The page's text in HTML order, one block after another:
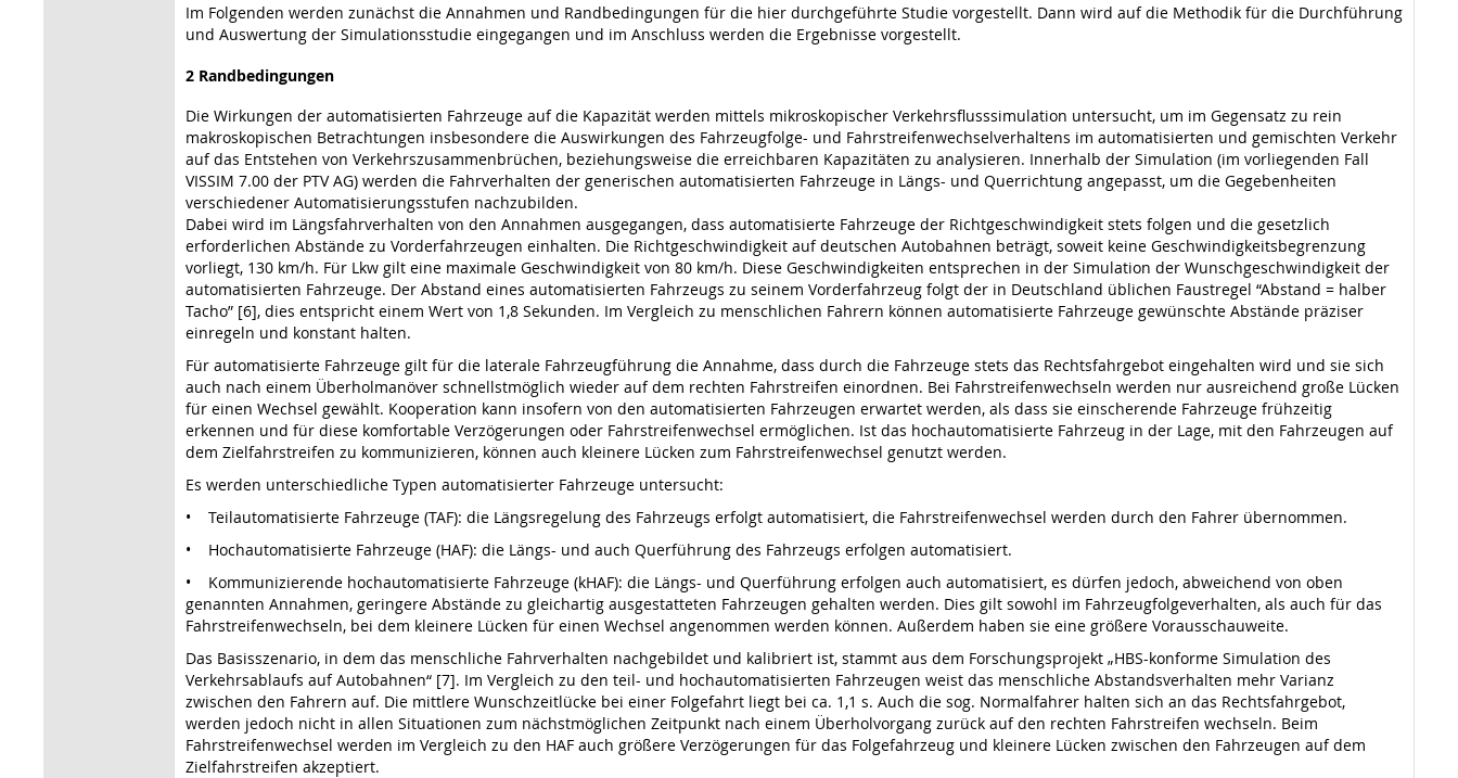
Im Folgenden werden zunächst die Annahmen und Randbedingungen für die hier durchgeführte Studie vorgestellt. Dann wird auf die Methodik für die Durchführung
und Auswertung der Simulationsstudie eingegangen und im Anschluss werden die Ergebnisse vorgestellt.
2 Randbedingungen
Die Wirkungen der automatisierten Fahrzeuge auf die Kapazität werden mittels mikroskopischer Verkehrsflusssimulation untersucht, um im Gegensatz zu rein
makroskopischen Betrachtungen insbesondere die Auswirkungen des Fahrzeugfolge- und Fahrstreifenwechselverhaltens im automatisierten und gemischten Verkehr
auf das Entstehen von Verkehrszusammenbrüchen, beziehungsweise die erreichbaren Kapazitäten zu analysieren. Innerhalb der Simulation (im vorliegenden Fall
VISSIM 7.00 der PTV AG) werden die Fahrverhalten der generischen automatisierten Fahrzeuge in Längs- und Querrichtung angepasst, um die Gegebenheiten
verschiedener Automatisierungsstufen nachzubilden.
Dabei wird im Längsfahrverhalten von den Annahmen ausgegangen, dass automatisierte Fahrzeuge der Richtgeschwindigkeit stets folgen und die gesetzlich
erforderlichen Abstände zu Vorderfahrzeugen einhalten. Die Richtgeschwindigkeit auf deutschen Autobahnen beträgt, soweit keine Geschwindigkeitsbegrenzung
vorliegt, 130 km/h. Für Lkw gilt eine maximale Geschwindigkeit von 80 km/h. Diese Geschwindigkeiten entsprechen in der Simulation der Wunschgeschwindigkeit der
automatisierten Fahrzeuge. Der Abstand eines automatisierten Fahrzeugs zu seinem Vorderfahrzeug folgt der in Deutschland üblichen Faustregel “Abstand = halber
Tacho” [6], dies entspricht einem Wert von 1,8 Sekunden. Im Vergleich zu menschlichen Fahrern können automatisierte Fahrzeuge gewünschte Abstände präziser
einregeln und konstant halten.
Für automatisierte Fahrzeuge gilt für die laterale Fahrzeugführung die Annahme, dass durch die Fahrzeuge stets das Rechtsfahrgebot eingehalten wird und sie sich
auch nach einem Überholmanöver schnellstmöglich wieder auf dem rechten Fahrstreifen einordnen. Bei Fahrstreifenwechseln werden nur ausreichend große Lücken
für einen Wechsel gewählt. Kooperation kann insofern von den automatisierten Fahrzeugen erwartet werden, als dass sie einscherende Fahrzeuge frühzeitig
erkennen und für diese komfortable Verzögerungen oder Fahrstreifenwechsel ermöglichen. Ist das hochautomatisierte Fahrzeug in der Lage, mit den Fahrzeugen auf
dem Zielfahrstreifen zu kommunizieren, können auch kleinere Lücken zum Fahrstreifenwechsel genutzt werden.
Es werden unterschiedliche Typen automatisierter Fahrzeuge untersucht:
• Teilautomatisierte Fahrzeuge (TAF): die Längsregelung des Fahrzeugs erfolgt automatisiert, die Fahrstreifenwechsel werden durch den Fahrer übernommen.
• Hochautomatisierte Fahrzeuge (HAF): die Längs- und auch Querführung des Fahrzeugs erfolgen automatisiert.
• Kommunizierende hochautomatisierte Fahrzeuge (kHAF): die Längs- und Querführung erfolgen auch automatisiert, es dürfen jedoch, abweichend von oben
genannten Annahmen, geringere Abstände zu gleichartig ausgestatteten Fahrzeugen gehalten werden. Dies gilt sowohl im Fahrzeugfolgeverhalten, als auch für das
Fahrstreifenwechseln, bei dem kleinere Lücken für einen Wechsel angenommen werden können. Außerdem haben sie eine größere Vorausschauweite.
Das Basisszenario, in dem das menschliche Fahrverhalten nachgebildet und kalibriert ist, stammt aus dem Forschungsprojekt „HBS-konforme Simulation des
Verkehrsablaufs auf Autobahnen“ [7]. Im Vergleich zu den teil- und hochautomatisierten Fahrzeugen weist das menschliche Abstandsverhalten mehr Varianz
zwischen den Fahrern auf. Die mittlere Wunschzeitlücke bei einer Folgefahrt liegt bei ca. 1,1 s. Auch die sog. Normalfahrer halten sich an das Rechtsfahrgebot,
werden jedoch nicht in allen Situationen zum nächstmöglichen Zeitpunkt nach einem Überholvorgang zurück auf den rechten Fahrstreifen wechseln. Beim
Fahrstreifenwechsel werden im Vergleich zu den HAF auch größere Verzögerungen für das Folgefahrzeug und kleinere Lücken zwischen den Fahrzeugen auf dem
Zielfahrstreifen akzeptiert.